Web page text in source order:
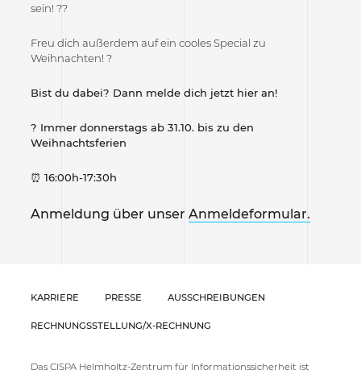
sein! ??
Freu dich außerdem auf ein cooles Special zu
Weihnachten! ?
Bist du dabei? Dann melde dich jetzt hier an!
? Immer donnerstags ab 31.10. bis zu den
Weihnachtsferien
⏰ 16:00h-17:30h
Anmeldung über unser Anmeldeformular.
KARRIERE PRESSE AUSSCHREIBUNGEN
RECHNUNGSSTELLUNG/X-RECHNUNG
Das CISPA Helmholtz-Zentrum für Informationssicherheit ist